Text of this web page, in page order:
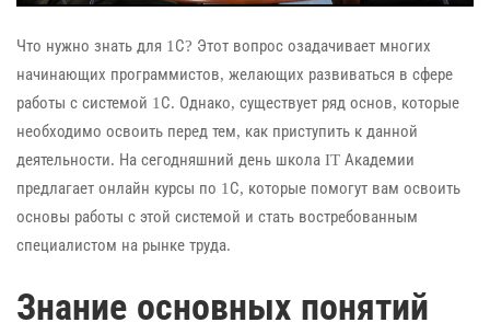
Что нужно знать для 1С? Этот вопрос озадачивает многих
начинающих программистов, желающих развиваться в сфере
работы с системой 1С. Однако, существует ряд основ, которые
необходимо освоить перед тем, как приступить к данной
деятельности. На сегодняшний день школа IT Академии
предлагает онлайн курсы по 1С, которые помогут вам освоить
основы работы с этой системой и стать востребованным
специалистом на рынке труда.
Знание основных понятий